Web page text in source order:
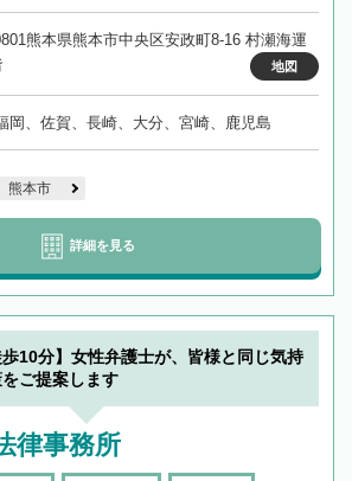
熊本県熊本市中央区安政町8-16 村瀬海運
地図
岡、佐賀、長崎、大分、宮崎、鹿児島
熊本市
詳細を見る
歩10分】女性弁護士が、皆様と同じ気持
ご提案します
律事務所